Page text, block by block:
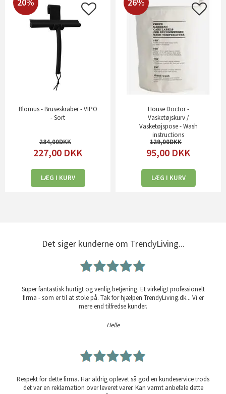
20%
Blomus - Bruseskraber - VIPO
- Sort
284,00
227,00 DKK
LÆG I KURV
26%
House Doctor -
Vasketøjskurv /
Vasketøjspose - Wash
instructions
129,00
95,00 DKK
LÆG I KURV
Det siger kunderne om TrendyLiving...
Super fantastisk hurtigt og venlig betjening. Et virkeligt professionelt
firma - som er til at stole på. Tak for hjælpen TrendyLiving.dk... Vi er
mere end tilfredse kunder.
Helle
Respekt for dette firma. Har aldrig oplevet så god en kundeservice trods
det var en reklamation over leveret varer. Kan varmt anbefale dette